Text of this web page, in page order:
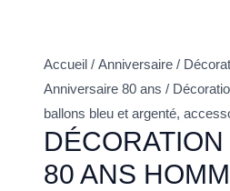
Accueil / Anniversaire /
Anniversaire 80 ans /
ballons bleu et argenté,
80 ANS